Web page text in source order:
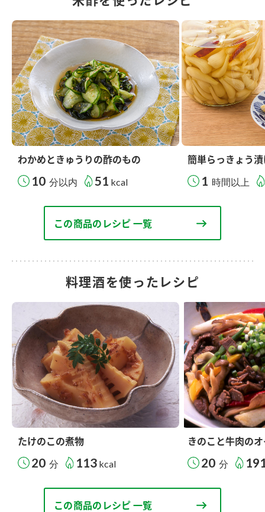
わかめときゅうりの酢のもの
10 分以内 51 kcal
簡単らっきょう漬
1 時間以上
この商品のレシピ 一覧
料理酒を使ったレシピ
たけのこの煮物
20 分 113 kcal
きのこと牛肉の
20 分
この商品のレシピ 一覧